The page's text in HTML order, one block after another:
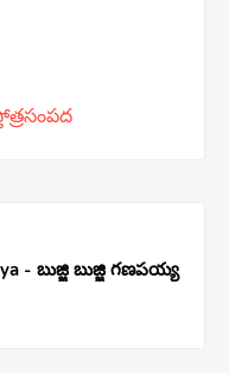
- బుజ్జి బుజ్జి గణపయ్య